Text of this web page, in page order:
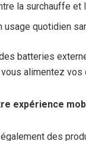
la surchauffe et
usage quotidien
batteries
alimentez vos
expérience
des